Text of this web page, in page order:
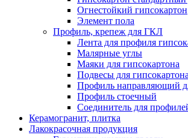
Огнестойкий гипсокартон
Элемент пола
Профиль, крепеж для ГКЛ
Лента для профиля
Малярные углы
Маяки для гипсокартона
Подвесы для гипсокартона
Профиль направляющий
Профиль стоечный
Соединитель для
Керамогранит, плитка
Лакокрасочная продукция